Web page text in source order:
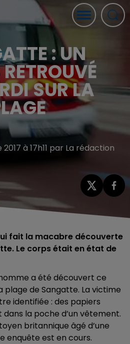
: UN
SUR LA
à 17h11 par La rédaction
fait la macabre découverte
Le corps était en état de
a été découvert ce
plage de Sangatte. La victime
identifiée : des papiers
la poche d’un vêtement.
britannique âgé d’une
enquête est en cours.